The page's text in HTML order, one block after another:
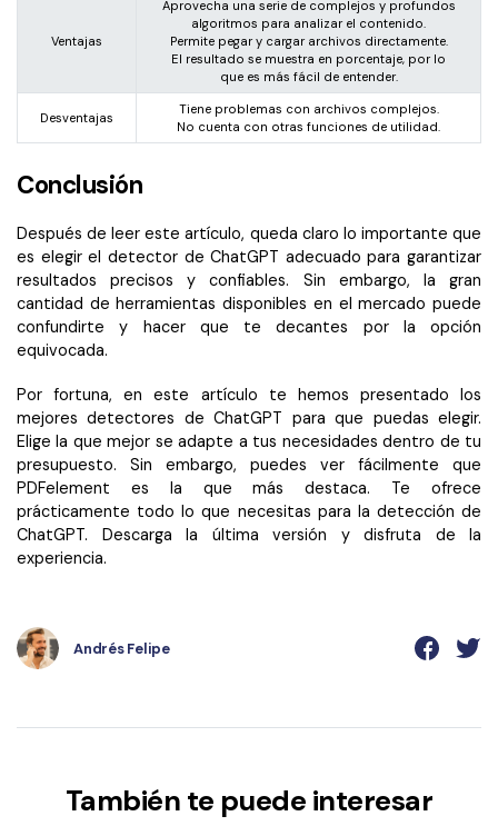
Ventajas
Aprovecha una serie de complejos y profundos
algoritmos para analizar el contenido.
Permite pegar y cargar archivos directamente.
El resultado se muestra en porcentaje, por lo
que es más fácil de entender.
Desventajas
Tiene problemas con archivos complejos.
No cuenta con otras funciones de utilidad.
Conclusión
Después de leer este artículo, queda claro lo importante que
es elegir el detector de ChatGPT adecuado para garantizar
resultados precisos y confiables. Sin embargo, la gran
cantidad de herramientas disponibles en el mercado puede
confundirte y hacer que te decantes por la opción
equivocada.
Por fortuna, en este artículo te hemos presentado los
mejores detectores de ChatGPT para que puedas elegir.
Elige la que mejor se adapte a tus necesidades dentro de tu
presupuesto. Sin embargo, puedes ver fácilmente que
PDFelement es la que más destaca. Te ofrece
prácticamente todo lo que necesitas para la detección de
ChatGPT. Descarga la última versión y disfruta de la
experiencia.
Andrés Felipe
También te puede interesar